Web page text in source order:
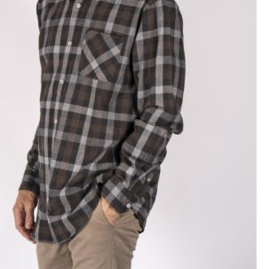
housut
ja collegehousut
housut
farkut
ja shortsit
asusteet
ja korut
päähineet, huivit ja käsineet
yöasut ja alusvaatteet
alusvaatteet
ja sukkahousut
yöasut
aamutakit ja kylpytakit